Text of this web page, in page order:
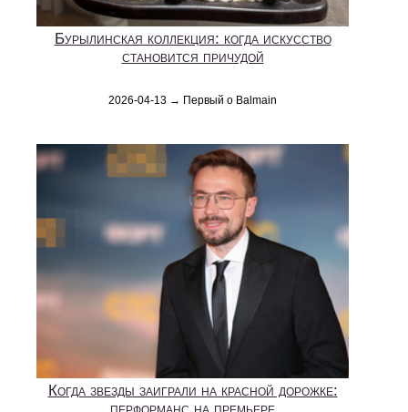
Бурылинская коллекция: когда искусство
становится причудой
2026-04-13 → Первый о Balmain
Когда звезды заиграли на красной дорожке: